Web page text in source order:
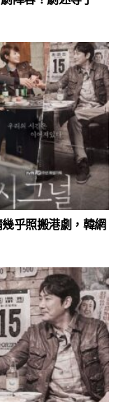
乎照搬港劇，韓網